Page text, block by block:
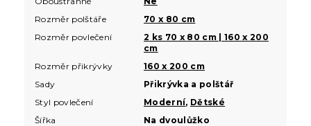
Rozměr polštáře
70 x 80 cm
Rozměr povlečení
2 ks 70 x 80 cm | 160 x 200
cm
Rozměr přikrývky
160 x 200 cm
Sady
Přikrývka a polštář
Styl povlečení
Moderní, Dětské
Šířka
Na dvoulůžko